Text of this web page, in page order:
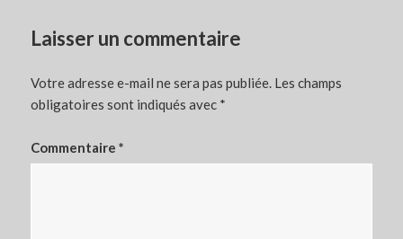
Laisser un commentaire
Votre adresse e-mail ne sera pas publiée. Les champs
obligatoires sont indiqués avec *
Commentaire*